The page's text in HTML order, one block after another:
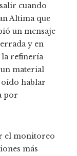
cuando
Altima que
un mensaje
y en
la refinería
material
hablar
por
el monitoreo
más